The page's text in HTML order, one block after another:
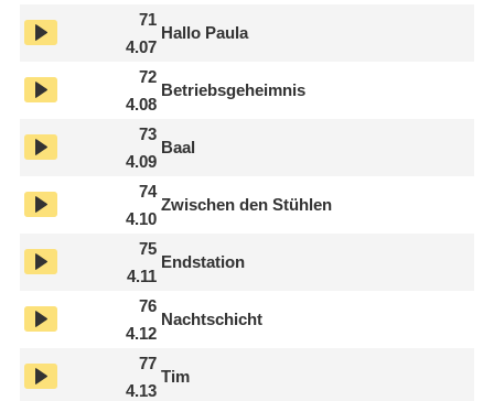
71
4.07
Hallo Paula
72
4.08
Betriebsgeheimnis
73
4.09
Baal
74
4.10
Zwischen den Stühlen
75
4.11
Endstation
76
4.12
Nachtschicht
77
4.13
Tim